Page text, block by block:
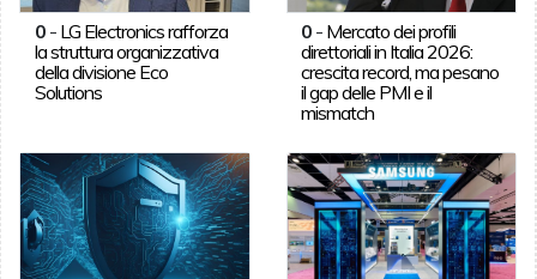
0- LG Electronics rafforza
la struttura organizzativa
della divisione Eco
Solutions
0 - Mercato dei profili
direttoriali in Italia 2026:
crescita record, ma pesano
il gap delle PMI e il
mismatch